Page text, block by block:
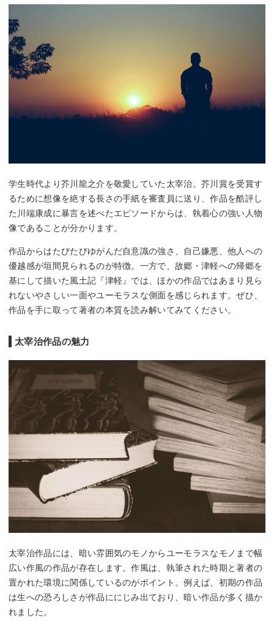
学生時代より芥川龍之介を敬愛していた太宰治。芥川賞を受賞す
るために想像を絶する長さの手紙を審査員に送り、作品を酷評し
た川端康成に暴言を述べたエピソードからは、執着心の強い人物
像であることが分かります。
作品からはたびたびゆがんだ自意識の強さ、自己嫌悪、他人への
優越感が垣間見られるのが特徴。一方で、故郷・津軽への帰郷を
基にして描いた風土記『津軽』では、ほかの作品ではあまり見ら
れないやさしい一面やユーモラスな側面を感じられます。ぜひ、
作品を手に取って著者の本質を読み解いてみてください。
太宰治作品の魅力
太宰治作品には、暗い雰囲気のモノからユーモラスなモノまで幅
広い作風の作品が存在します。作風は、執筆された時期と著者の
置かれた環境に関係しているのがポイント。例えば、初期の作品
は生への恐ろしさが作品ににじみ出ており、暗い作品が多く描か
れました。